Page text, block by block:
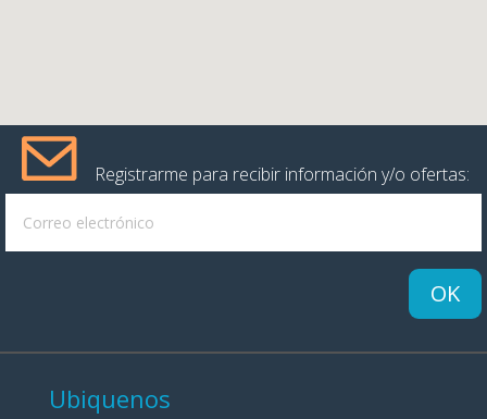
Registrarme para recibir información y/o ofertas:
OK
Ubiquenos